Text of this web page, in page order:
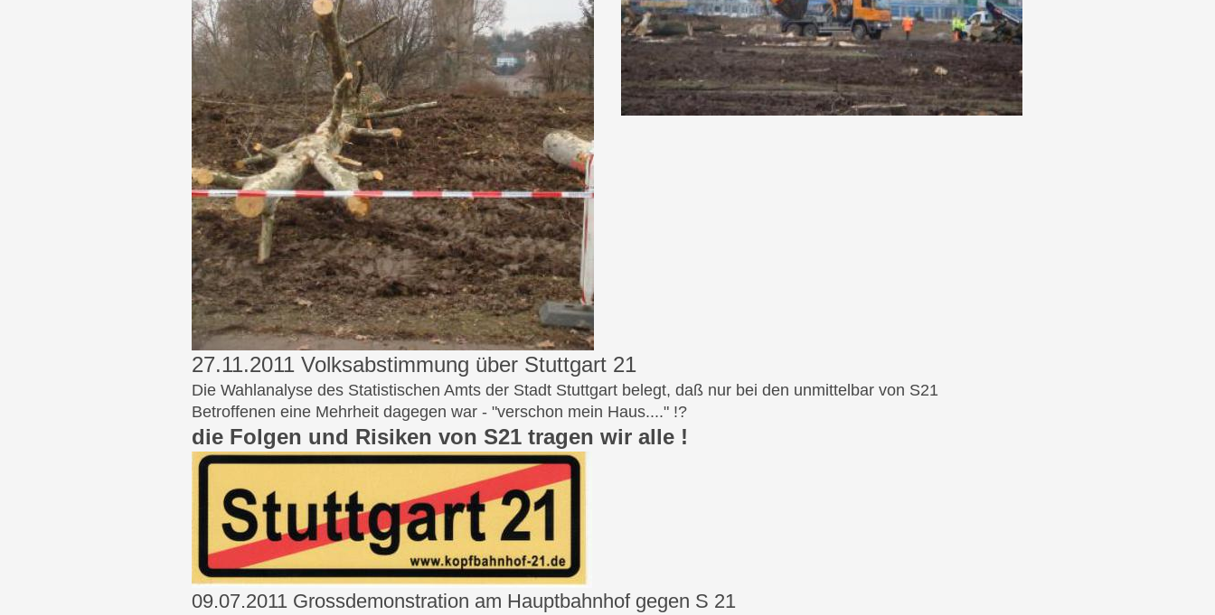
27.11.2011 Volksabstimmung über Stuttgart 21
Die Wahlanalyse des Statistischen Amts der Stadt Stuttgart belegt, daß nur bei den unmittelbar von S21
Betroffenen eine Mehrheit dagegen war - "verschon mein Haus...." !?
die Folgen und Risiken von S21 tragen wir alle !
09.07.2011 Grossdemonstration am Hauptbahnhof gegen S 21